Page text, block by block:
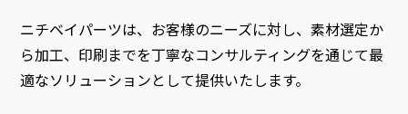
ニチベイパーツは、お客様のニーズに対し、素材選定か
ら加工、印刷までを丁寧なコンサルティングを通じて最
適なソリューションとして提供いたします。